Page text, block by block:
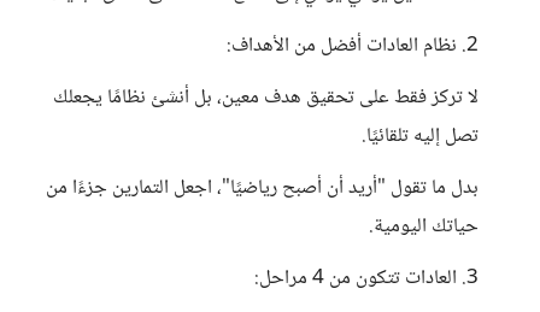
2. نظام العادات أفضل من الأهداف:
لا تركز فقط على تحقيق هدف معين، بل أنشئ نظامًا يجعلك
تصل إليه تلقائيًا.
بدل ما تقول "أريد أن أصبح رياضيًا"، اجعل التمارين جزءًا من
حياتك اليومية.
3. العادات تتكون من 4 مراحل: